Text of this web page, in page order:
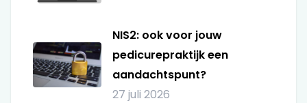
NIS2: ook voor jouw
pedicurepraktijk een
aandachtspunt?
27 juli 2026